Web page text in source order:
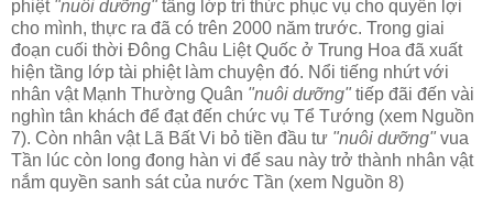
phiệt "nuôi dưỡng" tầng lớp trí thức phục vụ cho quyền lợi
cho mình, thực ra đã có trên 2000 năm trước. Trong giai
đoạn cuối thời Đông Châu Liệt Quốc ở Trung Hoa đã xuất
hiện tầng lớp tài phiệt làm chuyện đó. Nổi tiếng nhứt với
nhân vật Mạnh Thường Quân "nuôi dưỡng" tiếp đãi đến vài
nghìn tân khách để đạt đến chức vụ Tể Tướng (xem Nguồn
7). Còn nhân vật Lã Bất Vi bỏ tiền đầu tư "nuôi dưỡng" vua
Tần lúc còn long đong hàn vi để sau này trở thành nhân vật
nắm quyền sanh sát của nước Tần (xem Nguồn 8)